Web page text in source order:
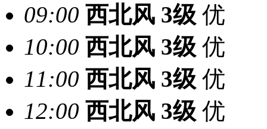
09:00 西北风 3级 优
10:00 西北风 3级 优
11:00 西北风 3级 优
12:00 西北风 3级 优